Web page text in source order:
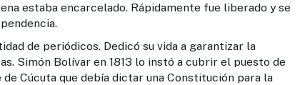
estaba encarcelado. Rápidamente fue liberado y se
periódicos. Dedicó su vida a garantizar la
Simón Bolívar en 1813 lo instó a cubrir el puesto de
Cúcuta que debía dictar una Constitución para la